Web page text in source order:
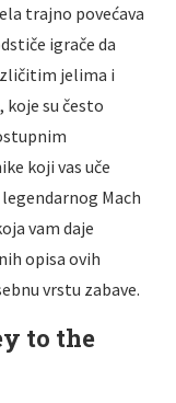
trajno povećava
igrače da
jelima i
koje su često
koji vas uče
Mach
vam daje
opisa ovih
vrstu zabave.